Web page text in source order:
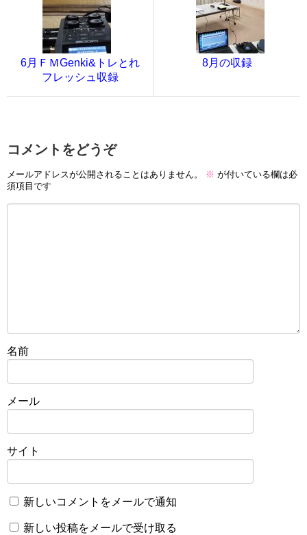
6月ＦＭGenki&トレとれ
フレッシュ収録
8月の収録
コメントをどうぞ
メールアドレスが公開されることはありません。 ※ が付いている欄は必
須項目です
名前
メール
サイト
新しいコメントをメールで通知
新しい投稿をメールで受け取る